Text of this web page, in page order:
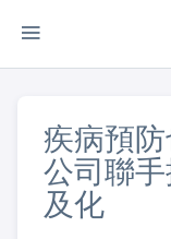
疾病預
公司聯
及化